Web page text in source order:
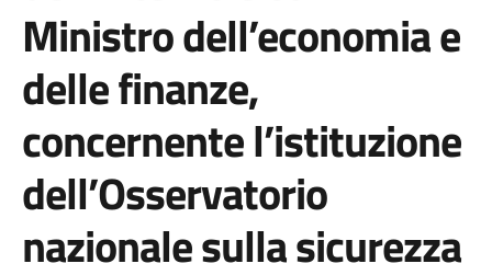
Ministro dell’economia e
delle finanze,
concernente l’istituzione
dell’Osservatorio
nazionale sulla sicurezza